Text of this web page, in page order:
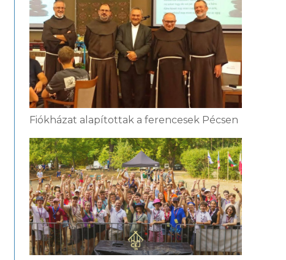
Fiókházat alapítottak a ferencesek Pécsen